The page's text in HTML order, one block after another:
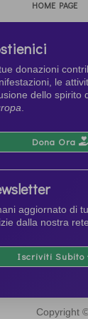
HOME PAGE
donazioni
le
dello spirito
Dona Ora
aggiornato di
dalla nostra
Iscriviti Subito
Copyright